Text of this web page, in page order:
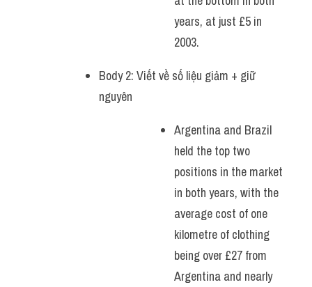
years, at just £5 in
2003.
Body 2: Viết về số liệu giảm + giữ
nguyên
Argentina and Brazil
held the top two
positions in the market
in both years, with the
average cost of one
kilometre of clothing
being over £27 from
Argentina and nearly